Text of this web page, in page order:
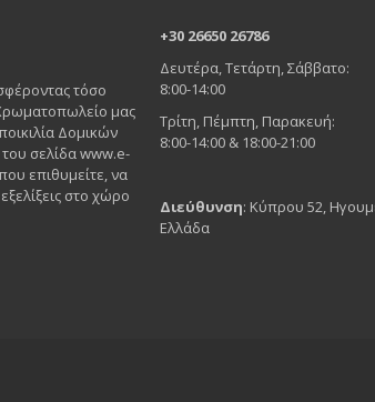
τόσο
μας
Δομικών
σελίδα www.e-
επιθυμείτε, να
στο χώρο
+30 26650 26786
Δευτέρα, Τετάρτη, Σάββατο:
8:00-14:00
Τρίτη, Πέμπτη, Παρακευή:
8:00-14:00 & 18:00-21:00
Διεύθυνση: Κύπρου 52,
Ελλάδα